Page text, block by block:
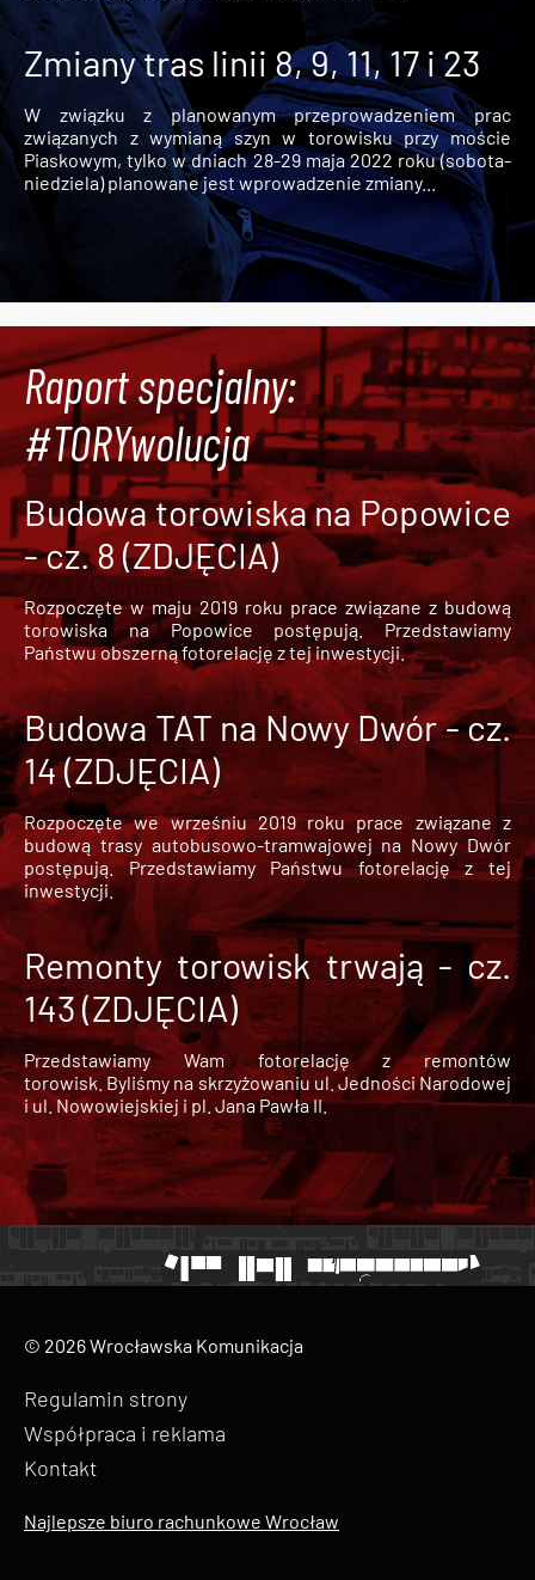
Zmiany tras linii 8, 9, 11, 17 i 23
W związku z planowanym przeprowadzeniem prac
związanych z wymianą szyn w torowisku przy moście
Piaskowym, tylko w dniach 28-29 maja 2022 roku (sobota-
niedziela) planowane jest wprowadzenie zmiany...
Raport specjalny:
#TORYwolucja
Budowa torowiska na Popowice
- cz. 8 (ZDJĘCIA)
Rozpoczęte w maju 2019 roku prace związane z budową
torowiska na Popowice
postępują. Przedstawiamy
Państwu obszerną fotorelację z tej inwestycji.
Budowa TAT na Nowy Dwór - cz.
14 (ZDJĘCIA)
Rozpoczęte we wrześniu 2019 roku prace związane z
budową trasy autobusowo-tramwajowej na Nowy Dwór
postępują. Przedstawiamy Państwu fotorelację z tej
inwestycji.
Remonty torowisk trwają - cz.
143 (ZDJĘCIA)
Przedstawiamy Wam fotorelację z remontów
torowisk. Byliśmy na skrzyżowaniu ul. Jedności Narodowej
i ul. Nowowiejskiej i pl. Jana Pawła II.
© 2026 Wrocławska Komunikacja
Regulamin strony
Współpraca i reklama
Kontakt
Najlepsze biuro rachunkowe Wrocław